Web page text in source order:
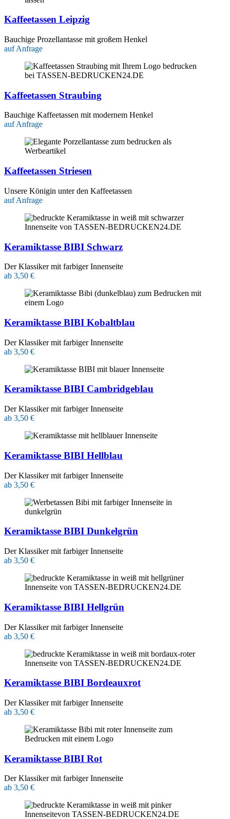
Kaffeetassen Leipzig
Bauchige Prozellantasse mit großem Henkel
auf Anfrage
Kaffeetassen Straubing
Bauchige Kaffeetassen mit modernem Henkel
auf Anfrage
Kaffeetassen Striesen
Unsere Königin unter den Kaffeetassen
auf Anfrage
Keramiktasse BIBI Schwarz
Der Klassiker mit farbiger Innenseite
ab 3,50 €
Keramiktasse BIBI Kobaltblau
Der Klassiker mit farbiger Innenseite
ab 3,50 €
Keramiktasse BIBI Cambridgeblau
Der Klassiker mit farbiger Innenseite
ab 3,50 €
Keramiktasse BIBI Hellblau
Der Klassiker mit farbiger Innenseite
ab 3,50 €
Keramiktasse BIBI Dunkelgrün
Der Klassiker mit farbiger Innenseite
ab 3,50 €
Keramiktasse BIBI Hellgrün
Der Klassiker mit farbiger Innenseite
ab 3,50 €
Keramiktasse BIBI Bordeauxrot
Der Klassiker mit farbiger Innenseite
ab 3,50 €
Keramiktasse BIBI Rot
Der Klassiker mit farbiger Innenseite
ab 3,50 €